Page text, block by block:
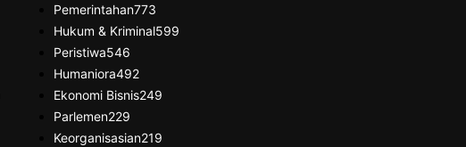
Pemerintahan773
Hukum & Kriminal599
Peristiwa546
Humaniora492
Ekonomi Bisnis249
Parlemen229
Keorganisasian219